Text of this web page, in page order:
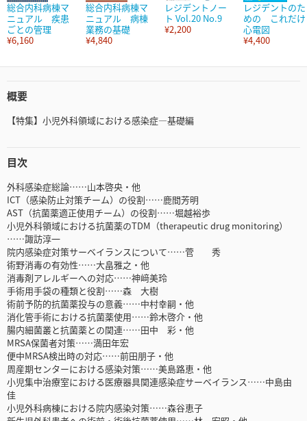
総合内科病棟マ
ニュアル 疾患
ごとの管理
¥6,160
総合内科病棟マ
ニュアル 病棟
業務の基礎
¥4,840
レジデントノー
ト Vol.20 No.9
¥2,200
レジデントのた
めの これだけ
心電図
¥4,400
概要
【特集】小児外科領域における感染症―基礎編
目次
外科感染症総論……山本啓央・他
ICT（感染防止対策チーム）の役割……鹿間芳明
AST（抗菌薬適正使用チーム）の役割……堀越裕歩
小児外科領域における抗菌薬のTDM（therapeutic drug monitoring）
……諏訪淳一
院内感染症対策サーベイランスについて……菅 秀
術野消毒の有効性……大畠雅之・他
消毒剤アレルギーへの対応……神﨑美玲
手術用手袋の種類と役割……森 大樹
術前予防的抗菌薬投与の意義……中村幸嗣・他
消化管手術における抗菌薬使用……鈴木啓介・他
腸内細菌叢と抗菌薬との関連……田中 彩・他
MRSA保菌者対策……満田年宏
便中MRSA検出時の対応……前田朋子・他
周産期センターにおける感染対策……美島路恵・他
小児集中治療室における医療器具関連感染症サーベイランス……中島由
佳
小児外科病棟における院内感染対策……森谷恵子